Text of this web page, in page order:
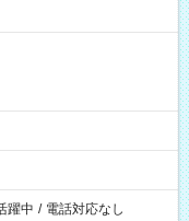
躍中 / 電話対応なし